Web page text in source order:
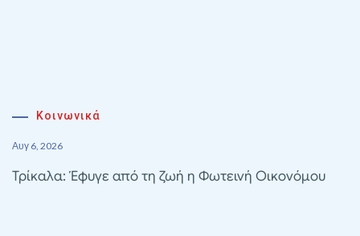
Κοινωνικά
Αυγ 6, 2026
Τρίκαλα: Έφυγε από τη ζωή η Φωτεινή Οικονόμου